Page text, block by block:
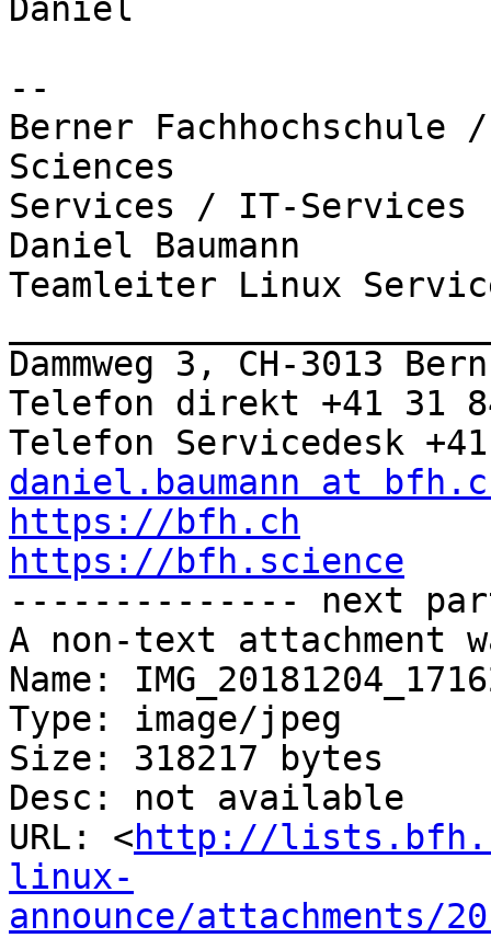
Daniel
--
Berner
Sciences
Services / IT-Services
Daniel Baumann
Teamleiter Linux
Dammweg 3, CH-3013 Bern
Telefon direkt +41 31
daniel.baumann at
https://bfh.ch
https://bfh.science
-------------- next
A non-text attachment
Name:
Type: image/jpeg
Size: 318217 bytes
Desc: not available
URL: <http://
linux-
announce/attachments/